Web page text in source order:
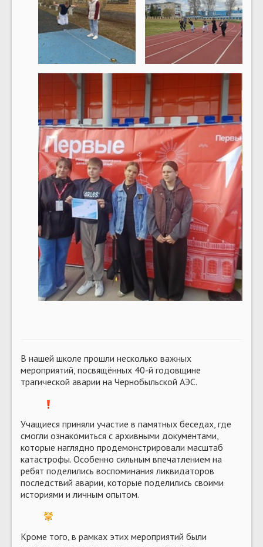
В нашей школе прошли несколько важных
мероприятий, посвящённых 40-й годовщине
трагической аварии на Чернобыльской АЭС.
️Учащиеся приняли участие в памятных беседах, где
смогли ознакомиться с архивными документами,
которые наглядно продемонстрировали масштаб
катастрофы. Особенно сильным впечатлением на
ребят поделились воспоминания ликвидаторов
последствий аварии, которые поделились своими
историями и личным опытом.
Кроме того, в рамках этих мероприятий были